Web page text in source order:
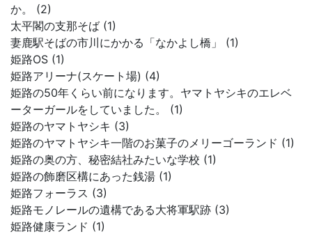
か。 (2)
太平閣の支那そば (1)
妻鹿駅そばの市川にかかる「なかよし橋」 (1)
姫路OS (1)
姫路アリーナ(スケート場) (4)
姫路の50年くらい前になります。ヤマトヤシキのエレベ
ーターガールをしていました。 (1)
姫路のヤマトヤシキ (3)
姫路のヤマトヤシキ一階のお菓子のメリーゴーランド (1)
姫路の奥の方、秘密結社みたいな学校 (1)
姫路の飾磨区構にあった銭湯 (1)
姫路フォーラス (3)
姫路モノレールの遺構である大将軍駅跡 (3)
姫路健康ランド (1)